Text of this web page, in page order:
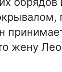
жену